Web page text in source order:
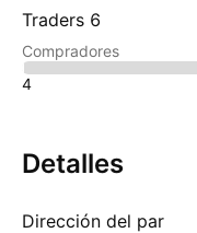
Traders 6
Compradores
4
Detalles
Dirección del par